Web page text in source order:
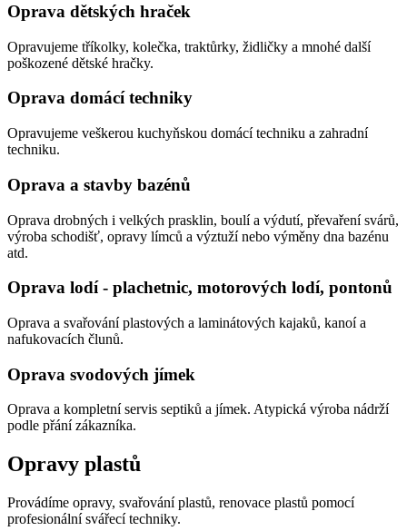
Oprava dětských hraček
Opravujeme tříkolky, kolečka, traktůrky, židličky a mnohé další
poškozené dětské hračky.
Oprava domácí techniky
Opravujeme veškerou kuchyňskou domácí techniku a zahradní
techniku.
Oprava a stavby bazénů
Oprava drobných i velkých prasklin, boulí a výdutí, převaření svárů,
výroba schodišť, opravy límců a výztuží nebo výměny dna bazénu
atd.
Oprava lodí - plachetnic, motorových lodí, pontonů
Oprava a svařování plastových a laminátových kajaků, kanoí a
nafukovacích člunů.
Oprava svodových jímek
Oprava a kompletní servis septiků a jímek. Atypická výroba nádrží
podle přání zákazníka.
Opravy plastů
Provádíme opravy, svařování plastů, renovace plastů pomocí
profesionální svářecí techniky.